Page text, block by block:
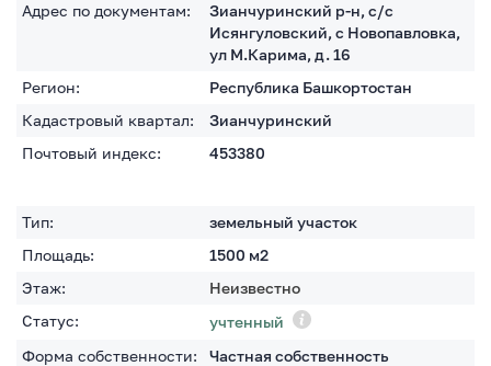
Адрес по документам:
Зианчуринский р-н, с/с
Исянгуловский, с Новопавловка,
ул М.Карима, д. 16
Регион:
Республика Башкортостан
Кадастровый квартал:
Зианчуринский
Почтовый индекс:
453380
Тип:
земельный участок
Площадь:
1500 м2
Этаж:
Неизвестно
Статус:
учтенный
Форма собственности:
Частная собственность